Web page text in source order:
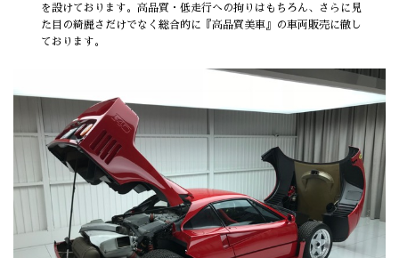
を設けております。高品質・低走行への拘りはもちろん、さらに見
た目の綺麗さだけでなく総合的に『高品質美車』の車両販売に徹し
ております。